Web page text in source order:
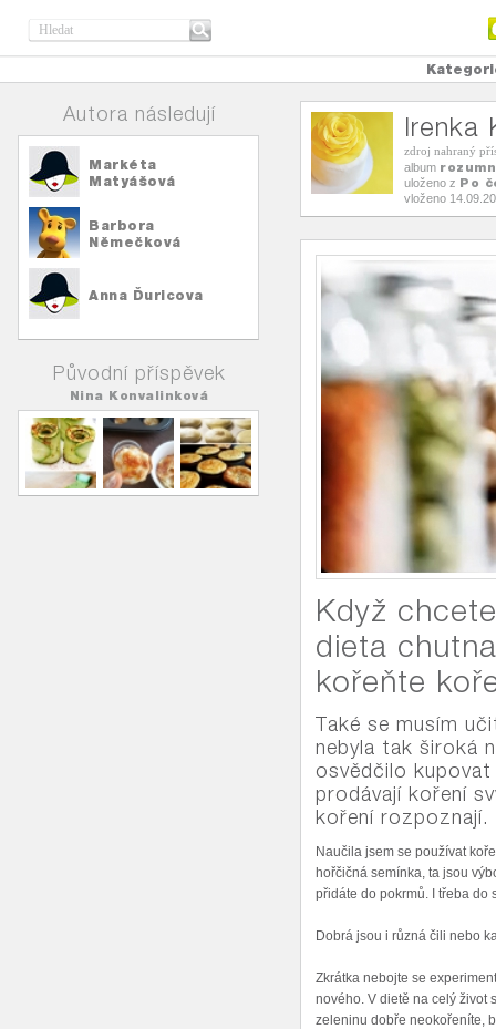
Autora následují
Markéta
Matyášová
Barbora
Němečková
Anna Ďuricova
Původní příspěvek
Nina Konvalinková
Irenka
zdroj nahraný
album
uloženo z Po
vloženo
Když
dieta
kořeňte
Také se musím
nebyla tak široká
osvědčilo
prodávají koření
koření rozpoznají.
Naučila jsem se používat
hořčičná semínka, ta jsou
přidáte do pokrmů. I třeba do
Dobrá jsou i různá čili nebo
Zkrátka nebojte se
nového. V dietě na celý život
zeleninu dobře neokořeníte,